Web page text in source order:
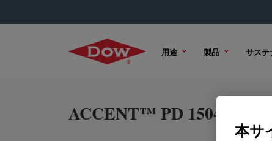
用途 製品 サステ
ACCENT™ PD 1504
本サ